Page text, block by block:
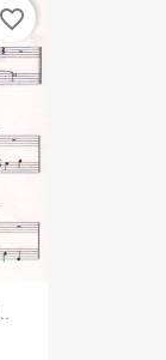
favorite_border